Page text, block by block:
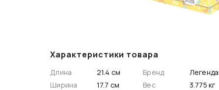
Характеристики товара
Длина
21.4 см
Ширина
17.7 см
Бренд
Легенда
Вес
3.775 кг